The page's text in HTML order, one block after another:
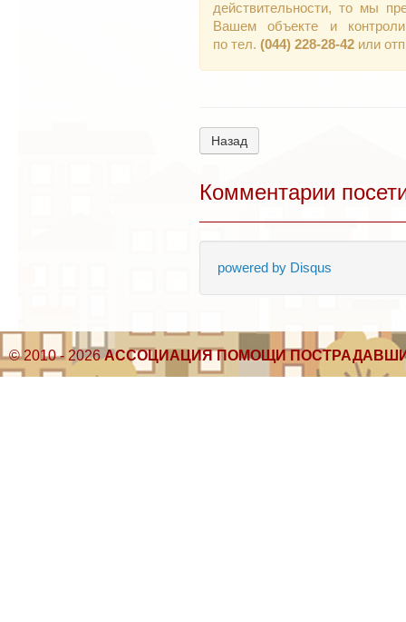
действительности, то мы
Вашем объекте и
по тел. (044) 228-28-42 или
Назад
Комментарии
powered by Disqus
© 2010 - 2026АССОЦИАЦИЯ ПОМОЩИ